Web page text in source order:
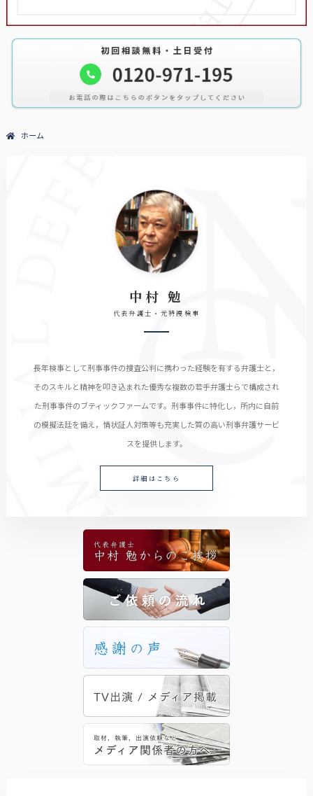
ホーム
中村 勉
代表弁護士・元特捜検事
長年検事として刑事事件の捜査公判に携わった経験を有する弁護士と，
そのスキルと精神を叩き込まれた優秀な複数の若手弁護士らで構成され
た刑事事件のブティックファームです。刑事事件に特化し，所内に自前
の模擬法廷を備え，情状証人対策等も充実した質の高い刑事弁護サービ
スを提供します。
詳細はこちら